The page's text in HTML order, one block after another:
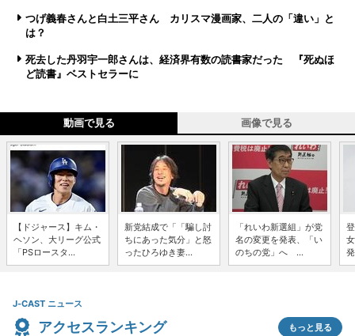
つげ義春さんと白土三平さん カリスマ漫画家、二人の「違い」と
は？
死去した丹羽宇一郎さんは、経済界有数の読書家だった 『死ぬほ
ど読書』ベストセラーに
動画で見る 画像で見る
【ドジャース】キム・
ヘソン、大リーグ公式
「PSロースタ...
新党結成で「「騙し討
ちにあった気分」と怒
ったひろゆき妻...
「れいわ新選組」が党
名の変更を発表、「い
のちの党」へ ...
J-CAST ニュース
アクセスランキング もっと見る